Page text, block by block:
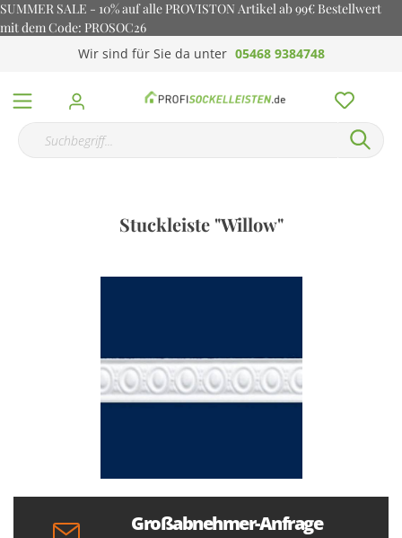
SUMMER SALE - 10% auf alle PROVISTON Artikel ab 99€ Bestellwert
mit dem Code: PROSOC26
Wir sind für Sie da unter 05468 9384748
Stuckleiste "Willow"
Großabnehmer-Anfrage